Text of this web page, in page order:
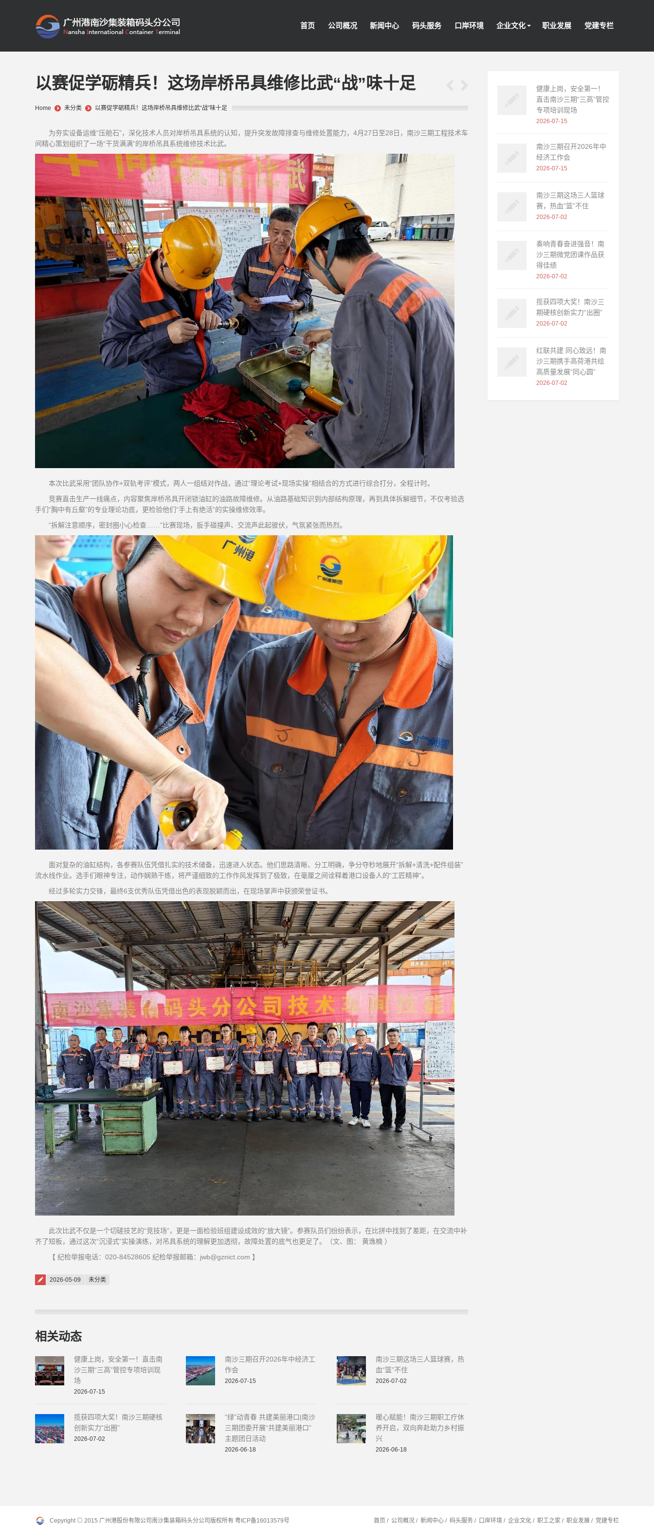
首页 公司概况 新闻中心 码头服务 口岸环境 企业文化 职业发展 党建专栏
以赛促学砺精兵！这场岸桥吊具维修比武“战”味十足
You are here:
Home 未分类 以赛促学砺精兵！这场岸桥吊具维修比武“战”味十足
为夯实设备运维“压舱石”，深化技术人员对岸桥吊具系统的认知，提升突发故障排查与维修处置能力，4月27日至28日，南沙三期工程技术车
间精心策划组织了一场“干货满满”的岸桥吊具系统维修技术比武。
本次比武采用“团队协作+双轨考评”模式，两人一组结对作战，通过“理论考试+现场实操”相结合的方式进行综合打分，全程计时。
竞赛直击生产一线痛点，内容聚焦岸桥吊具开闭锁油缸的油路故障维修。从油路基础知识到内部结构原理，再到具体拆解细节，不仅考验选
手们“胸中有丘壑”的专业理论功底，更检验他们“手上有绝活”的实操维修效率。
“拆解注意顺序，密封圈小心检查……”比赛现场，扳手碰撞声、交流声此起彼伏，气氛紧张而热烈。
面对复杂的油缸结构，各参赛队伍凭借扎实的技术储备，迅速进入状态。他们思路清晰、分工明确，争分夺秒地展开“拆解+清洗+配件组装”
流水线作业。选手们眼神专注，动作娴熟干练，将严谨细致的工作作风发挥到了极致，在毫厘之间诠释着港口设备人的“工匠精神”。
经过多轮实力交锋，最终6支优秀队伍凭借出色的表现脱颖而出，在现场掌声中获颁荣誉证书。
此次比武不仅是一个切磋技艺的“竞技场”，更是一面检验班组建设成效的“放大镜”。参赛队员们纷纷表示，在比拼中找到了差距，在交流中补
齐了短板，通过这次“沉浸式”实操演练，对吊具系统的理解更加透彻，故障处置的底气也更足了。（文、图： 黄逸楠 ）
【 纪检举报电话：020-84528605 纪检举报邮箱：jwb@gznict.com 】
Posted on
2026-05-09 未分类
相关动态
健康上岗，安全第一！直击南
沙三期“三高”管控专项培训现
场
2026-07-15
南沙三期召开2026年中经济工
作会
2026-07-15
南沙三期这场三人篮球赛，热
血“篮”不住
2026-07-02
揽获四项大奖！南沙三期硬核
创新实力“出圈”
2026-07-02
“绿”动青春 共建美丽港口|南沙
三期团委开展“共建美丽港口”
主题团日活动
2026-06-18
暖心赋能！南沙三期职工疗休
养开启，双向奔赴助力乡村振
兴
2026-06-18
健康上岗，安全第一！
直击南沙三期“三高”管控
专项培训现场
2026-07-15
南沙三期召开2026年中
经济工作会
2026-07-15
南沙三期这场三人篮球
赛，热血“篮”不住
2026-07-02
奏响青春奋进强音！南
沙三期微党团课作品获
得佳绩
2026-07-02
揽获四项大奖！南沙三
期硬核创新实力“出圈”
2026-07-02
红联共建 同心致远！南
沙三期携手高荷港共绘
高质量发展“同心圆”
2026-07-02
Cepyright ◎ 2015 广州港股份有限公司南沙集装箱码头分公司版权所有 粤ICP备16013579号 首页 公司概况 新闻中心 码头服务 口岸环境 企业文化 职工之家 职业发展 党建专栏